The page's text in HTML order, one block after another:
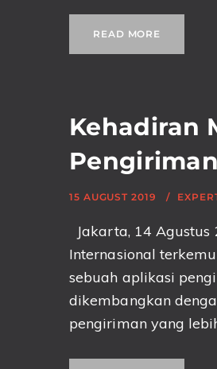
READ MORE
Kehadiran
15 AUGUST 2019
Jakarta, 14
Internasional
sebuah aplikasi
dikembangkan
pengiriman yang